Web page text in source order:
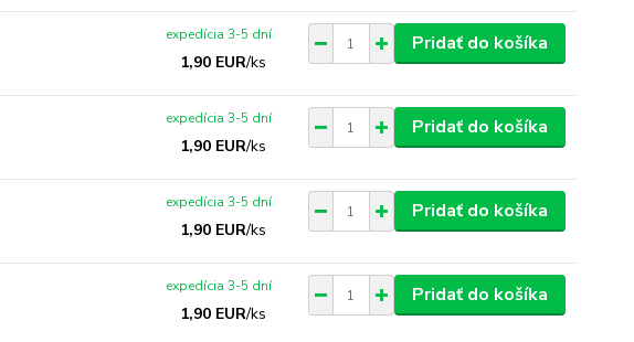
1,90 EUR/ks
expedícia 3-5 dní Pridať do košíka
1,90 EUR/ks
expedícia 3-5 dní Pridať do košíka
1,90 EUR/ks
expedícia 3-5 dní Pridať do košíka
1,90 EUR/ks
expedícia 3-5 dní Pridať do košíka